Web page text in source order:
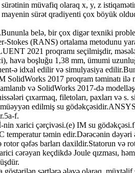
müvafiq olaraq x, y, z
sürət qradiyenti çox böyük
belə, bir çox digər texniki
(RANS) ortalama metodunu
2021 proqramı seçilmişdir,
boşluğu 1,38 mm, ümumi
ə idxal edilir və simulyasiya
SolidWorks 2017 proqram təminatı
və SolidWorks 2017-də
çıxarmaq, filetoları, paxları və
edilmiş su
f.
xarici çərçivəsi.(e) IM su
temperatur təmin edir.Dərəcənin
rotor qəfəs barları daxildir.Statorun
cərəyan keçdikdə Joule qızması,
şərtlərə əlavə olaraq,